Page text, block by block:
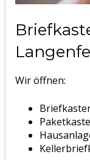
Wir öffnen: